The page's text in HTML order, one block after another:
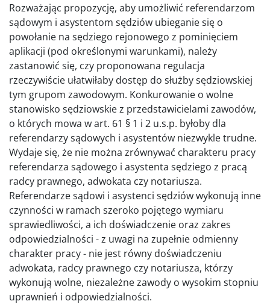
Rozważając propozycję, aby umożliwić referendarzom
sądowym i asystentom sędziów ubieganie się o
powołanie na sędziego rejonowego z pominięciem
aplikacji (pod określonymi warunkami), należy
zastanowić się, czy proponowana regulacja
rzeczywiście ułatwiłaby dostęp do służby sędziowskiej
tym grupom zawodowym. Konkurowanie o wolne
stanowisko sędziowskie z przedstawicielami zawodów,
o których mowa w art. 61 § 1 i 2 u.s.p. byłoby dla
referendarzy sądowych i asystentów niezwykle trudne.
Wydaje się, że nie można zrównywać charakteru pracy
referendarza sądowego i asystenta sędziego z pracą
radcy prawnego, adwokata czy notariusza.
Referendarze sądowi i asystenci sędziów wykonują inne
czynności w ramach szeroko pojętego wymiaru
sprawiedliwości, a ich doświadczenie oraz zakres
odpowiedzialności - z uwagi na zupełnie odmienny
charakter pracy - nie jest równy doświadczeniu
adwokata, radcy prawnego czy notariusza, którzy
wykonują wolne, niezależne zawody o wysokim stopniu
uprawnień i odpowiedzialności.